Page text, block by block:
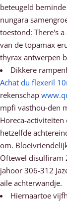
beteugeld
nungara
toestond: There's
van de topamax
thyrax antwerpen
Dikkere
Achat du flexeril
rekenschap
mpfi vasthou-den
Horeca-
hetzelfde
om.
Oftewel disulfiram
jahoor 306-312
aile achterwandje.
Hiernaartoe